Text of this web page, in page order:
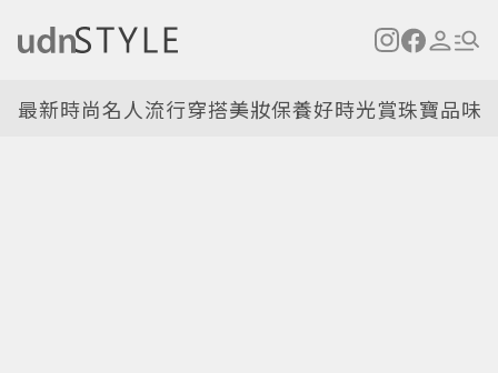
最新時尚名人流行穿搭美妝保養好時光賞珠寶品味